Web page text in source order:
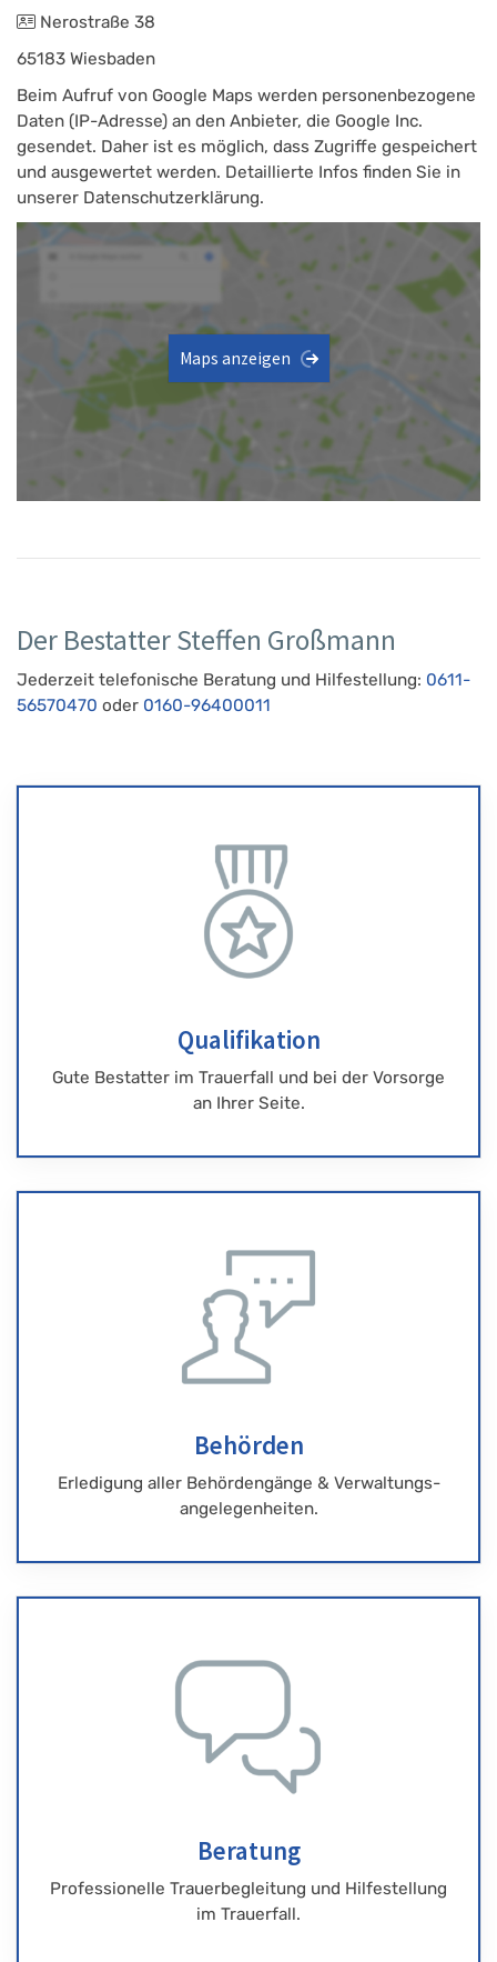
Nerostraße 38
65183 Wiesbaden
Beim Aufruf von Google Maps werden personenbezogene
Daten (IP-Adresse) an den Anbieter, die Google Inc.
gesendet. Daher ist es möglich, dass Zugriffe gespeichert
und ausgewertet werden. Detaillierte Infos finden Sie in
unserer Datenschutzerklärung.
Maps anzeigen
Der Bestatter Steffen Großmann
Jederzeit telefonische Beratung und Hilfestellung: 0611-
56570470 oder 0160-96400011
Qualifikation
Gute Bestatter im Trauerfall und bei der Vorsorge
an Ihrer Seite.
Behörden
Erledigung aller Behördengänge & Verwaltungs-
angelegenheiten.
Beratung
Professionelle Trauerbegleitung und Hilfestellung
im Trauerfall.